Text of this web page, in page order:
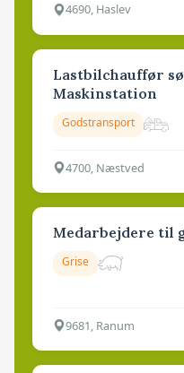
4690, Haslev
Lastbilchauffør
Maskinstation
Godstransport
4700, Næstved
Medarbejdere til
Grise
9681, Ranum